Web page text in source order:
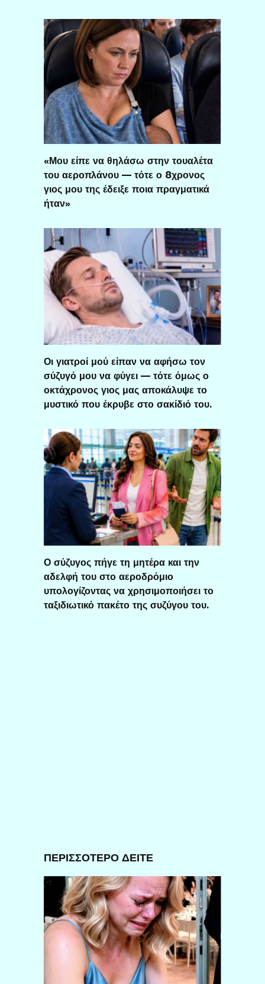
«Μου είπε να θηλάσω στην τουαλέτα
του αεροπλάνου — τότε ο 8χρονος
γιος μου της έδειξε ποια πραγματικά
ήταν»
Οι γιατροί μού είπαν να αφήσω τον
σύζυγό μου να φύγει — τότε όμως ο
οκτάχρονος γιος μας αποκάλυψε το
μυστικό που έκρυβε στο σακίδιό του.
Ο σύζυγος πήγε τη μητέρα και την
αδελφή του στο αεροδρόμιο
υπολογίζοντας να χρησιμοποιήσει το
ταξιδιωτικό πακέτο της συζύγου του.
ΠΕΡΙΣΣΟΤΕΡΟ ΔΕΙΤΕ